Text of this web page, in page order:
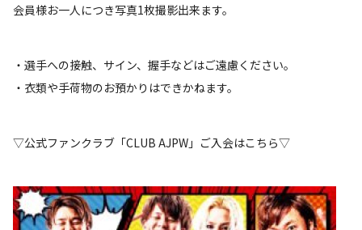
会員様お一人につき写真1枚撮影出来ます。
・選手への接触、サイン、握手などはご遠慮ください。
・衣類や手荷物のお預かりはできかねます。
▽公式ファンクラブ「CLUB AJPW」ご入会はこちら▽